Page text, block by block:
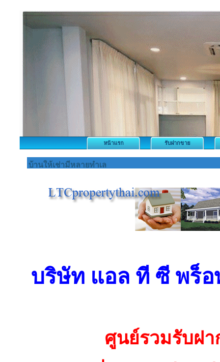
หน้าแรก รับฝากขาย
บ้านให้เช่ามีหลายทำเล
บริษัท แอล ที ซี พร็
ศูนย์รวมรับฝ